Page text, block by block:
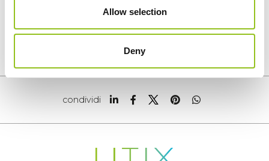
Allow selection
Deny
condividi